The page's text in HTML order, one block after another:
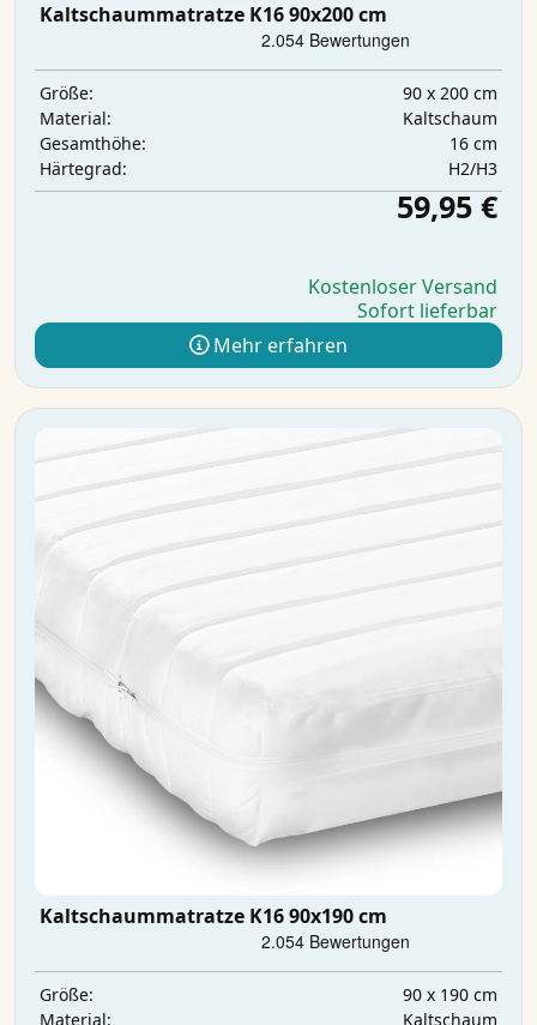
Kaltschaummatratze K16 90x200 cm
Größe:
90 x 200 cm
Material:
Kaltschaum
Gesamthöhe:
16 cm
Härtegrad:
H2/H3
59,95 €
Kostenloser Versand
Sofort lieferbar
Mehr erfahren
Kaltschaummatratze K16 90x190 cm
Größe:
90 x 190 cm
Material:
Kaltschaum